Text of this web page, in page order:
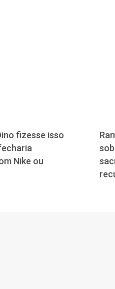
fizesse isso
Nike ou